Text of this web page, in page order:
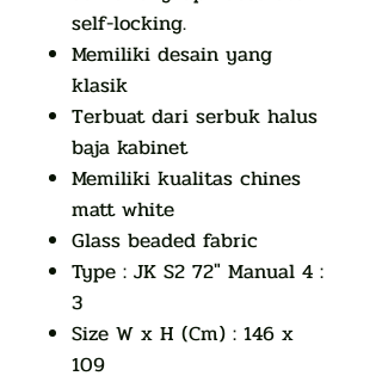
self-locking.
Memiliki desain yang
klasik
Terbuat dari serbuk halus
baja kabinet
Memiliki kualitas chines
matt white
Glass beaded fabric
Type : JK S2 72″ Manual 4 :
3
Size W x H (Cm) : 146 x
109